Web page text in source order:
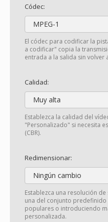
Códec:
MPEG-1
El códec para codificar la
a codificar" copia la
entrada a la salida sin volver
Calidad:
Muy alta
Establezca la calidad del
"Personalizado" si necesita
(CBR).
Redimensionar:
Ningún cambio
Establezca una resolución
una del conjunto
populares o introduciendo
personalizada.